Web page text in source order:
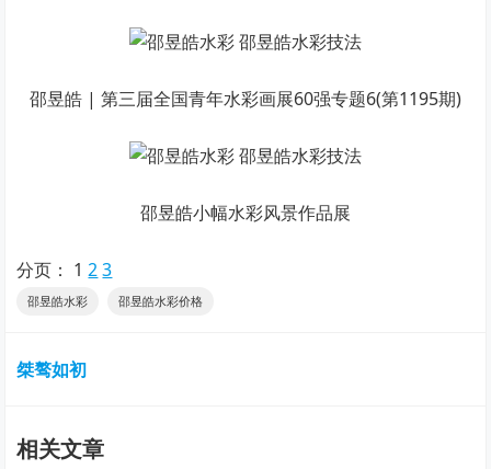
邵昱皓 | 第三届全国青年水彩画展60强专题6(第1195期)
邵昱皓小幅水彩风景作品展
分页： 1 2 3
邵昱皓水彩 邵昱皓水彩价格
桀骜如初
相关文章